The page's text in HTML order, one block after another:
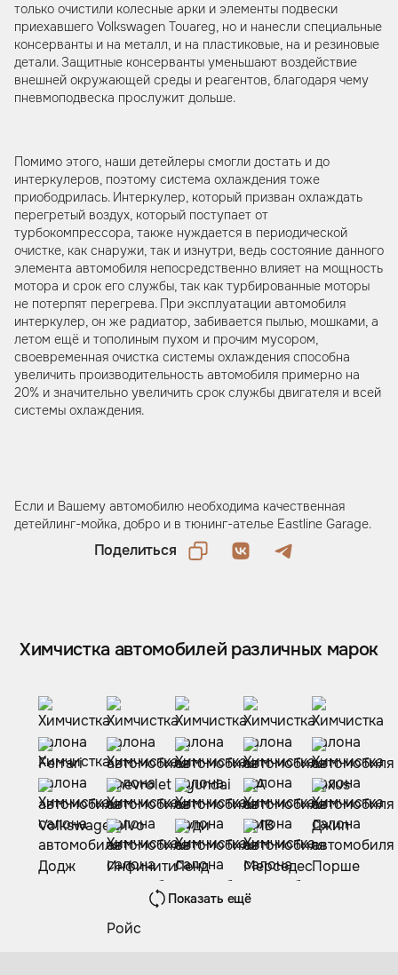
только очистили колесные арки и элементы подвески
приехавшего Volkswagen Touareg, но и нанесли специальные
консерванты и на металл, и на пластиковые, на и резиновые
детали. Защитные консерванты уменьшают воздействие
внешней окружающей среды и реагентов, благодаря чему
пневмоподвеска прослужит дольше.
Помимо этого, наши детейлеры смогли достать и до
интеркулеров, поэтому система охлаждения тоже
приободрилась. Интеркулер, который призван охлаждать
перегретый воздух, который поступает от
турбокомпрессора, также нуждается в периодической
очистке, как снаружи, так и изнутри, ведь состояние данного
элемента автомобиля непосредственно влияет на мощность
мотора и срок его службы, так как турбированные моторы
не потерпят перегрева. При эксплуатации автомобиля
интеркулер, он же радиатор, забивается пылью, мошками, а
летом ещё и тополиным пухом и прочим мусором,
своевременная очистка системы охлаждения способна
увеличить производительность автомобиля примерно на
20% и значительно увеличить срок службы двигателя и всей
системы охлаждения.
Если и Вашему автомобилю необходима качественная
детейлинг-мойка, добро и в тюнинг-ателье Eastline Garage.
Поделиться
Химчистка автомобилей различных марок
Показать ещё